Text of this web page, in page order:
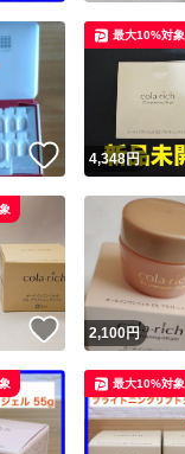
いいね！
4,348円
最大10%対象
いいね！
2,100円
最大10%対象